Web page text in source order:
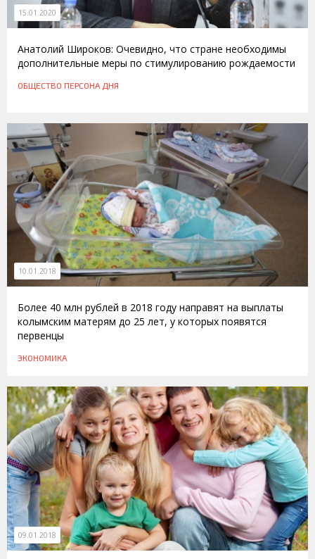
15.01.2020
Анатолий Широков: Очевидно, что стране необходимы
дополнительные меры по стимулированию рождаемости
ОБЩЕСТВО ПЕРСОНА ДНЯ
10.01.2018
Более 40 млн рублей в 2018 году направят на выплаты
колымским матерям до 25 лет, у которых появятся
первенцы
ЭКОНОМИКА
09.01.2018